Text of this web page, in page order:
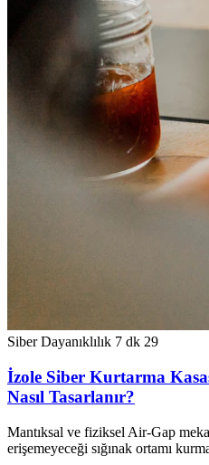
Siber Dayanıklılık 7 dk 29
İzole Siber Kurtarma
Nasıl Tasarlanır?
Mantıksal ve fiziksel Air-Gap
erişemeyeceği sığınak ortamı